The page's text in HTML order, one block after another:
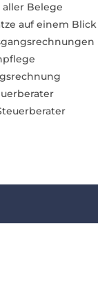
Belege
auf einem Blick